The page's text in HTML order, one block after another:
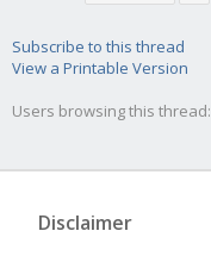
Subscribe to this thread
View a Printable Version
Users browsing this thread:
Disclaimer